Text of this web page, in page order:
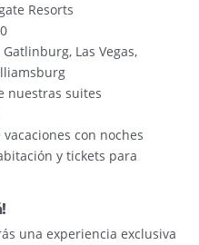
Resorts
Las Vegas,
nuestras suites
con noches
y tickets para
una experiencia exclusiva